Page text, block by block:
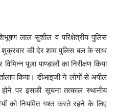
लाल सुशील व परिक्षेत्रीय पुलिस
शुक्रवार की देर शाम पुलिस बल के साथ
पूजा पाण्डालों का निरीक्षण किया
किया। डीआइजी ने लोगों से अपील
पर इसकी सूचना तत्काल स्थानीय
को नियमित गश्त करते रहने के लिए